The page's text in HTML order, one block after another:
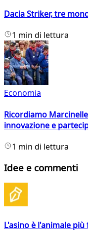
Dacia Striker, tre
1 min di lettura
Economia
Ricordiamo
innovazione e
1 min di lettura
Idee e commenti
L'asino è l'animale